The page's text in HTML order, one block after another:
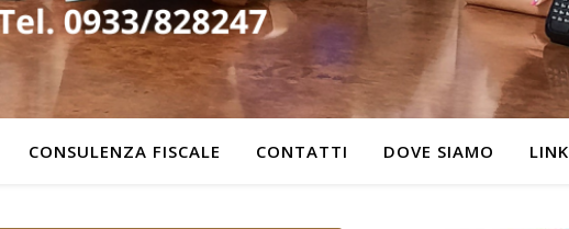
CONSULENZA FISCALE CONTATTI DOVE SIAMO LINK